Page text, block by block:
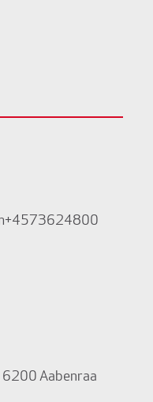
+4573624800
6200 Aabenraa